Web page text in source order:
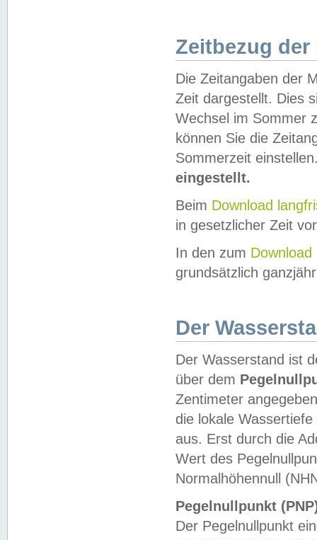
Zeitbezug der
Die Zeitangaben der
Zeit dargestellt. Dies
Wechsel im Sommer
können Sie die
Sommerzeit
eingestellt.
Beim Download
in gesetzlicher Zeit
In den zum Download
grundsätzlich
Der
Der Wasserstand ist
über dem
Zentimeter
die lokale
aus. Erst durch die
Wert des
Normalhöhennull
Pegelnullpunkt
Der Pegelnullpunkt